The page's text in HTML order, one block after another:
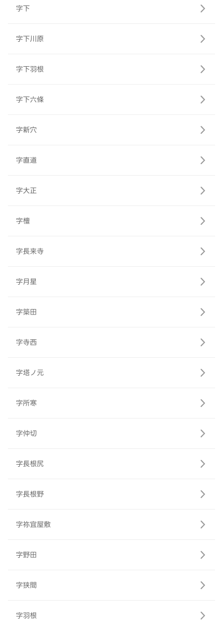
字下
字下川原
字下羽根
字下六條
字新穴
字直道
字大正
字檀
字長来寺
字月星
字築田
字寺西
字塔ノ元
字所寒
字仲切
字長根尻
字長根野
字祢宜屋敷
字野田
字狭間
字羽根